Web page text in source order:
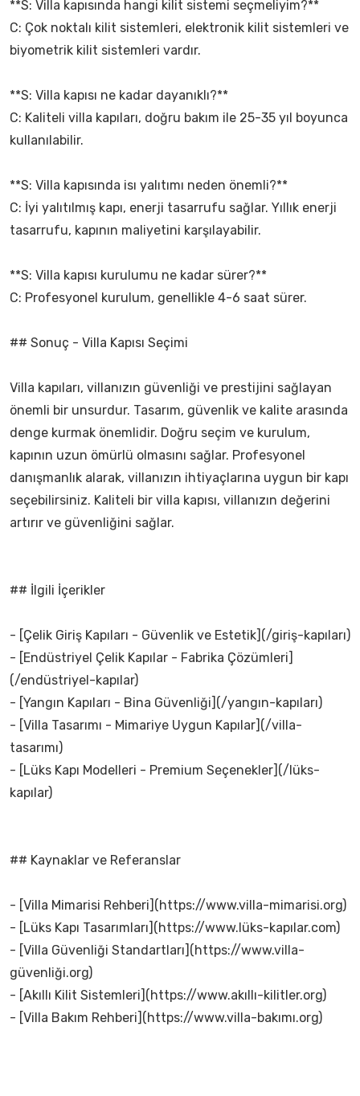
**S: Villa kapısında hangi kilit sistemi seçmeliyim?**
C: Çok noktalı kilit sistemleri, elektronik kilit sistemleri ve
biyometrik kilit sistemleri vardır.
**S: Villa kapısı ne kadar dayanıklı?**
C: Kaliteli villa kapıları, doğru bakım ile 25-35 yıl boyunca
kullanılabilir.
**S: Villa kapısında isı yalıtımı neden önemli?**
C: İyi yalıtılmış kapı, enerji tasarrufu sağlar. Yıllık enerji
tasarrufu, kapının maliyetini karşılayabilir.
**S: Villa kapısı kurulumu ne kadar sürer?**
C: Profesyonel kurulum, genellikle 4-6 saat sürer.
## Sonuç - Villa Kapısı Seçimi
Villa kapıları, villanızın güvenliği ve prestijini sağlayan
önemli bir unsurdur. Tasarım, güvenlik ve kalite arasında
denge kurmak önemlidir. Doğru seçim ve kurulum,
kapının uzun ömürlü olmasını sağlar. Profesyonel
danışmanlık alarak, villanızın ihtiyaçlarına uygun bir kapı
seçebilirsiniz. Kaliteli bir villa kapısı, villanızın değerini
artırır ve güvenliğini sağlar.
## İlgili İçerikler
- [Çelik Giriş Kapıları - Güvenlik ve Estetik](/giriş-kapıları)
- [Endüstriyel Çelik Kapılar - Fabrika Çözümleri]
(/endüstriyel-kapılar)
- [Yangın Kapıları - Bina Güvenliği](/yangın-kapıları)
- [Villa Tasarımı - Mimariye Uygun Kapılar](/villa-
tasarımı)
- [Lüks Kapı Modelleri - Premium Seçenekler](/lüks-
kapılar)
## Kaynaklar ve Referanslar
- [Villa Mimarisi Rehberi](https://www.villa-mimarisi.org)
- [Lüks Kapı Tasarımları](https://www.lüks-kapılar.com)
- [Villa Güvenliği Standartları](https://www.villa-
güvenliği.org)
- [Akıllı Kilit Sistemleri](https://www.akıllı-kilitler.org)
- [Villa Bakım Rehberi](https://www.villa-bakımı.org)